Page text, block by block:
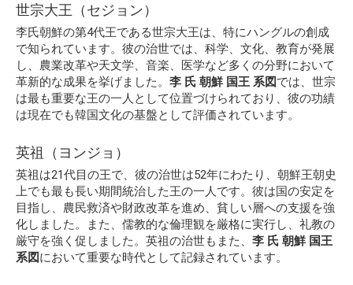
世宗大王（セジョン）
李氏朝鮮の第4代王である世宗大王は、特にハングルの創成
で知られています。彼の治世では、科学、文化、教育が発展
し、農業改革や天文学、音楽、医学など多くの分野において
革新的な成果を挙げました。 李 氏 朝鮮 国王 系図では、世宗
は最も重要な王の一人として位置づけられており、彼の功績
は現在でも韓国文化の基盤として評価されています。
英祖（ヨンジョ）
英祖は21代目の王で、彼の治世は52年にわたり、朝鮮王朝史
上でも最も長い期間統治した王の一人です。彼は国の安定を
目指し、農民救済や財政改革を進め、貧しい層への支援を強
化しました。また、儒教的な倫理観を厳格に実行し、礼教の
厳守を強く促しました。英祖の治世もまた、 李 氏 朝鮮 国王
系図において重要な時代として記録されています。